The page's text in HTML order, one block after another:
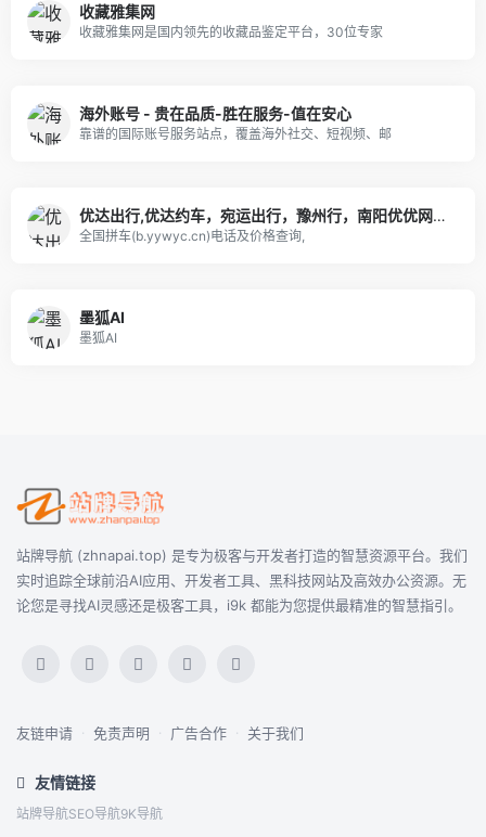
收藏雅集网
收藏雅集网是国内领先的收藏品鉴定平台，30位专家
海外账号 - 贵在品质-胜在服务-值在安心
靠谱的国际账号服务站点，覆盖海外社交、短视频、邮
优达出行,优达约车，宛运出行，豫州行，南阳优优网约车，全国车队联运平台 - 全国拼车|顺风车|同城信息|招聘信息|郑州拼车大师|南阳拼车大全
全国拼车(b.yywyc.cn)电话及价格查询,
墨狐AI
墨狐AI
站牌导航 (zhnapai.top) 是专为极客与开发者打造的智慧资源平台。我们
实时追踪全球前沿AI应用、开发者工具、黑科技网站及高效办公资源。无
论您是寻找AI灵感还是极客工具，i9k 都能为您提供最精准的智慧指引。
友链申请 · 免责声明 · 广告合作 · 关于我们
友情链接
站牌导航SEO导航9K导航